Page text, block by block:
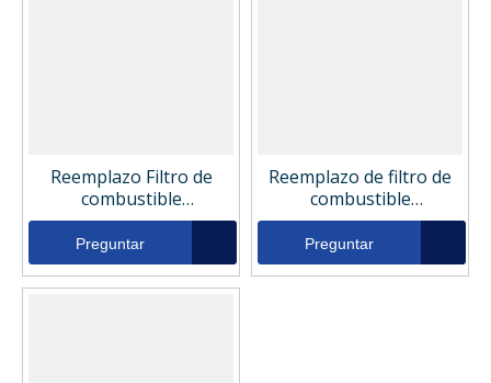
Reemplazo Filtro de
combustible
Dieseltechnic 545128
Preguntar
Reemplazo de filtro de
combustible
Dieseltechnic Dt4.61865
Preguntar